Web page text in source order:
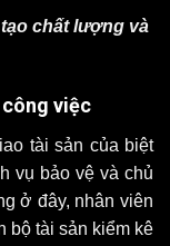
chất lượng và
việc
tài sản của biệt
vụ bảo vệ và chủ
ở đây, nhân viên
bộ tài sản kiểm kê